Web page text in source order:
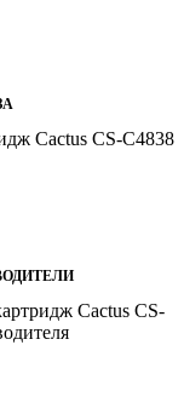
Cactus CS-C4838
Cactus CS-